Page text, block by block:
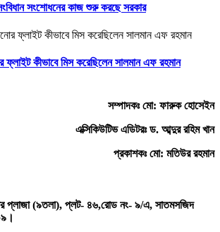
সংশোধনের কাজ শুরু করছে সরকার
ফ্লাইট কীভাবে মিস করেছিলেন সালমান এফ রহমান
সম্পাদকঃ মো: ফারুক হোসেইন
এক্সিকিউটিভ এডিটরঃ ড. আব্দুর রহিম খান
প্রকাশকঃ মো: মতিউর রহমান
(৯তলা), প্লট- ৪৬,রোড নং- ৯/এ, সাতমসজিদ